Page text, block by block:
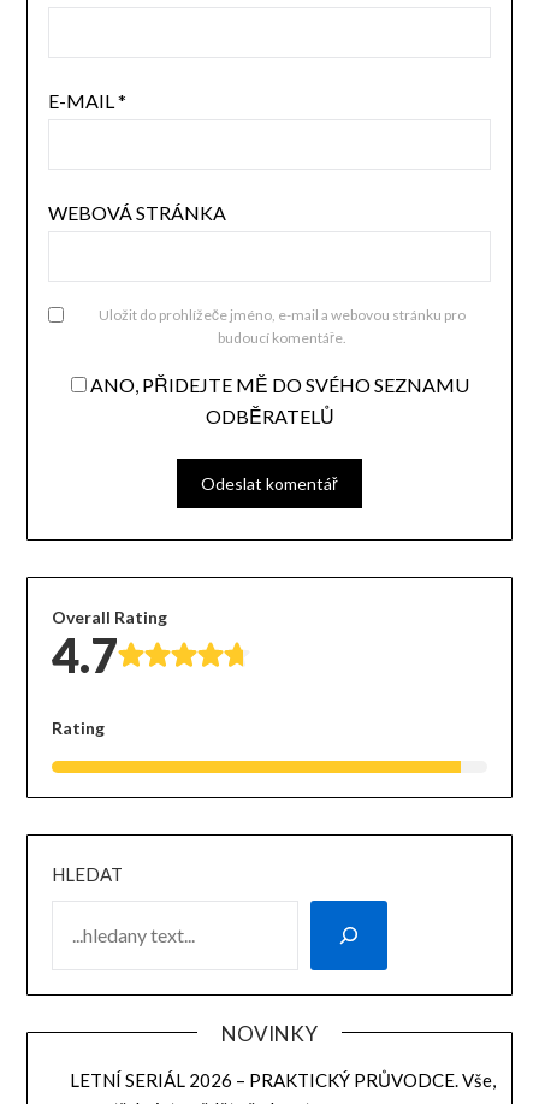
E-MAIL*
WEBOVÁ STRÁNKA
Uložit do prohlížeče jméno, e-mail a webovou stránku pro
budoucí komentáře.
ANO, PŘIDEJTE MĚ DO SVÉHO SEZNAMU
ODBĚRATELŮ
Overall Rating
4.7
Rating
HLEDAT
NOVINKY
LETNÍ SERIÁL 2026 – PRAKTICKÝ PRŮVODCE. Vše,